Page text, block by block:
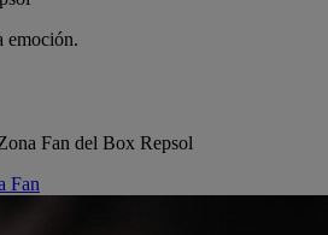
emoción.
Fan del Box Repsol
Fan